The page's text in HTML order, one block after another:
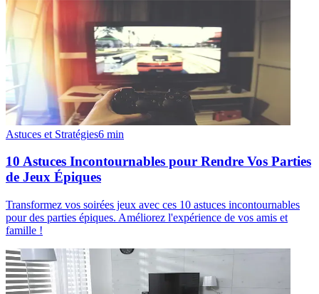
Astuces et Stratégies6 min
10 Astuces Incontournables pour Rendre Vos Parties
de Jeux Épiques
Transformez vos soirées jeux avec ces 10 astuces incontournables
pour des parties épiques. Améliorez l'expérience de vos amis et
famille !